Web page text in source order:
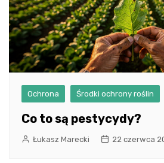
Ochrona Środki ochrony roślin
Co to są pestycydy?
Łukasz Marecki 22 czerwca